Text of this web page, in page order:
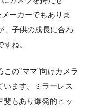
ーカーでもありま
、子供の成長に合わ
ね。
の”ママ”向けカメラ
います。ミラーレス
もあり爆発的ヒッ